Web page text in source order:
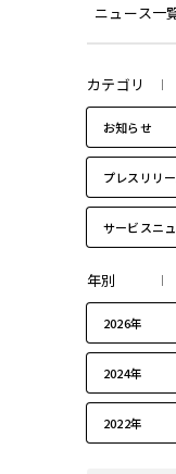
ニュース一
カテゴリ
お知らせ
プレスリリ
サービスニ
年別
2026年
2024年
2022年